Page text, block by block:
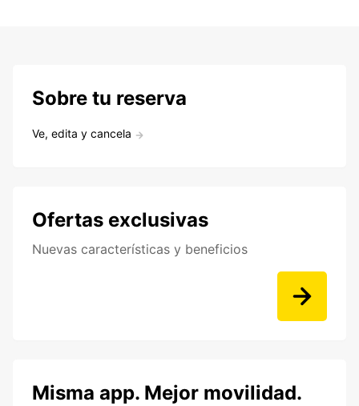
Sobre tu reserva
Ve, edita y cancela
Ofertas exclusivas
Nuevas características y beneficios
Misma app. Mejor movilidad.